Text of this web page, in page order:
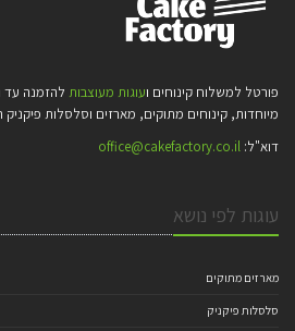
פורטל למשלוח קינוחים ועוגות מעוצבות להזמנה עד
מיוחדות, קינוחים מתוקים, מארזים וסלסלות
דוא"ל: office@cakefactory.co.il
עוגות לפי נושא
מארזים מתוקים
סלסלות פיקניק